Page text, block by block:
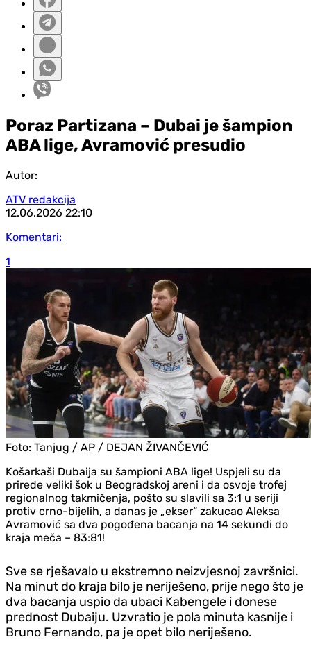
Poraz Partizana – Dubai je šampion
ABA lige, Avramović presudio
Autor:
ATV redakcija
12.06.2026 22:10
Komentari:
1
Foto: Tanjug / AP / DEJAN ŽIVANČEVIĆ
Košarkaši Dubaija su šampioni ABA lige! Uspjeli su da
prirede veliki šok u Beogradskoj areni i da osvoje trofej
regionalnog takmičenja, pošto su slavili sa 3:1 u seriji
protiv crno-bijelih, a danas je „ekser“ zakucao Aleksa
Avramović sa dva pogođena bacanja na 14 sekundi do
kraja meča – 83:81!
Sve se rješavalo u ekstremno neizvjesnoj završnici.
Na minut do kraja bilo je neriješeno, prije nego što je
dva bacanja uspio da ubaci Kabengele i donese
prednost Dubaiju. Uzvratio je pola minuta kasnije i
Bruno Fernando, pa je opet bilo neriješeno.